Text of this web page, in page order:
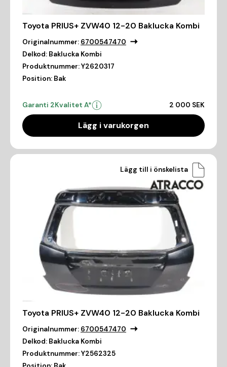
Toyota PRIUS+ ZVW40 12-20 Baklucka Kombi
Originalnummer: 6700547470
Delkod: Baklucka Kombi
Produktnummer:Y2620317
Position: Bak
Garanti 2Kvalitet A* 2 000 SEK
Lägg i varukorgen
Lägg till i önskelista
Toyota PRIUS+ ZVW40 12-20 Baklucka Kombi
Originalnummer: 6700547470
Delkod: Baklucka Kombi
Produktnummer:Y2562325